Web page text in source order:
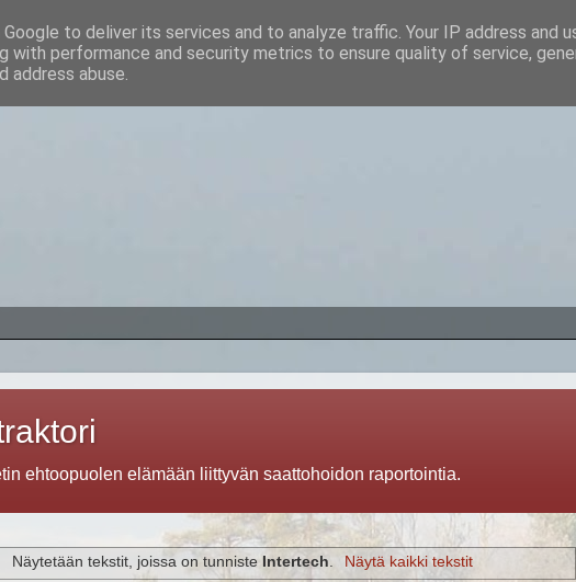
ehtoopuolen elämään liittyvän saattohoidon raportointia.
Näytetään tekstit, joissa on tunnisteIntertech. Näytä kaikki tekstit
to deliver its services and to analyze traffic. Your IP address and
with performance and security metrics to ensure quality of service,
abuse.